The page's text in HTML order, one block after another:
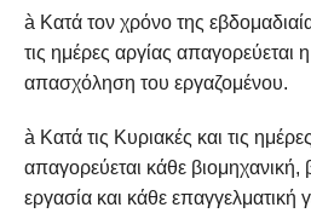
à Κατά τον χρόνο της
τις ημέρες αργίας απαγορεύεται
απασχόληση του εργαζομένου.
à Κατά τις Κυριακές και τις
απαγορεύεται κάθε βιομηχανική,
εργασία και κάθε επαγγελματική